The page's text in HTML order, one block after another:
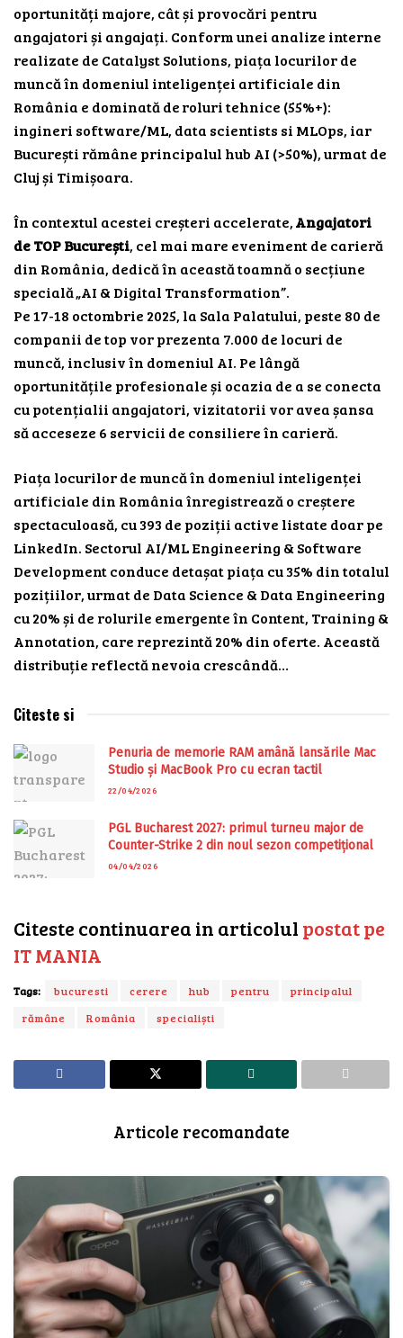
oportunități majore, cât și provocări pentru
angajatori și angajați. Conform unei analize interne
realizate de Catalyst Solutions, piața locurilor de
muncă în domeniul inteligenței artificiale din
România e dominată de roluri tehnice (55%+):
ingineri software/ML, data scientists si MLOps, iar
București rămâne principalul hub AI (>50%), urmat de
Cluj și Timișoara.
În contextul acestei creșteri accelerate,Angajatori
de TOP București, cel mai mare eveniment de carieră
din România, dedică în această toamnă o secțiune
specială „AI & Digital Transformation”.
Pe 17-18 octombrie 2025, la Sala Palatului, peste 80 de
companii de top vor prezenta 7.000 de locuri de
muncă, inclusiv în domeniul AI. Pe lângă
oportunitățile profesionale și ocazia de a se conecta
cu potențialii angajatori, vizitatorii vor avea șansa
să acceseze 6 servicii de consiliere în carieră.
Piața locurilor de muncă în domeniul inteligenței
artificiale din România înregistrează o creștere
spectaculoasă, cu 393 de poziții active listate doar pe
LinkedIn. Sectorul AI/ML Engineering & Software
Development conduce detașat piața cu 35% din totalul
pozițiilor, urmat de Data Science & Data Engineering
cu 20% și de rolurile emergente în Content, Training &
Annotation, care reprezintă 20% din oferte. Această
distribuție reflectă nevoia crescândă…
Citeste si
Penuria de memorie RAM amână lansările Mac
Studio și MacBook Pro cu ecran tactil
22/04/2026
PGL Bucharest 2027: primul turneu major de
Counter-Strike 2 din noul sezon competițional
04/04/2026
Citeste continuarea in articolul postat pe
IT MANIA
Tags: bucuresti cerere hub pentru
principalul
rămâne
România specialiști
Articole recomandate